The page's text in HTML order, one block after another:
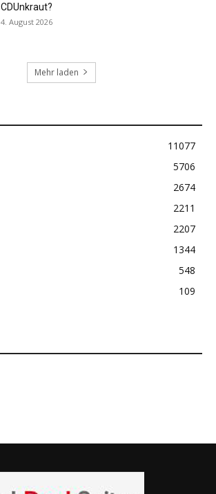
CDUnkraut?
4. August 2026
Mehr laden
11077
5706
2674
2211
2207
1344
548
109